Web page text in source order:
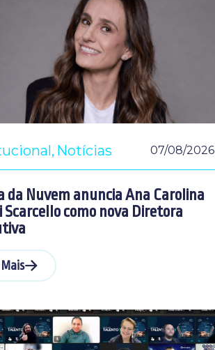
Notícias 07/08/2026
da Nuvem anuncia Ana Carolina
Scarcello como nova Diretora
Mais